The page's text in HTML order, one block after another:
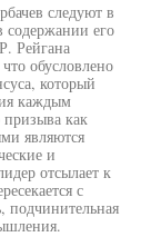
следуют в
содержании его
Рейгана
обусловлено
который
каждым
как
являются
и
отсылает к
с
подчинительная